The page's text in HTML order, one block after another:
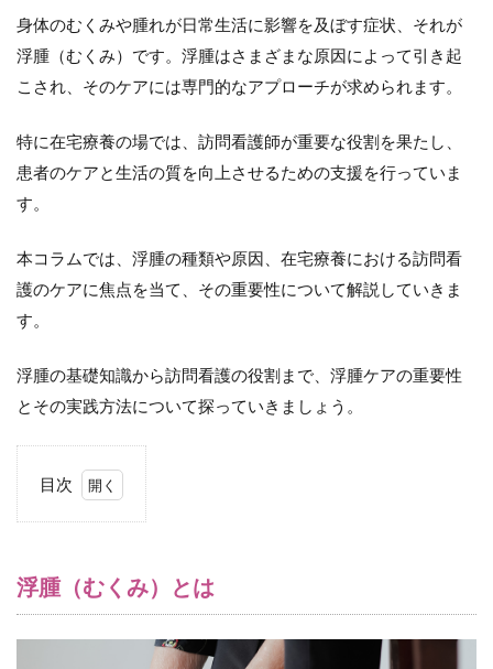
身体のむくみや腫れが日常生活に影響を及ぼす症状、それが
浮腫（むくみ）です。浮腫はさまざまな原因によって引き起
こされ、そのケアには専門的なアプローチが求められます。
特に在宅療養の場では、訪問看護師が重要な役割を果たし、
患者のケアと生活の質を向上させるための支援を行っていま
す。
本コラムでは、浮腫の種類や原因、在宅療養における訪問看
護のケアに焦点を当て、その重要性について解説していきま
す。
浮腫の基礎知識から訪問看護の役割まで、浮腫ケアの重要性
とその実践方法について探っていきましょう。
目次
く
み）
とは
浮腫（むくみ）とは